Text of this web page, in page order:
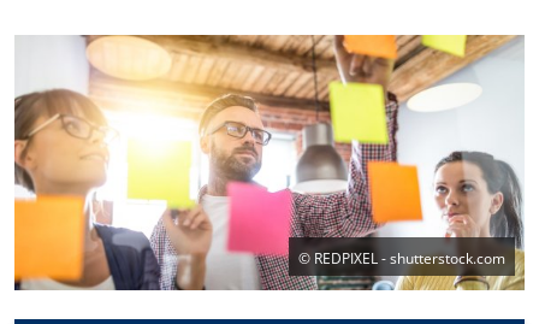
© REDPIXEL - shutterstock.com